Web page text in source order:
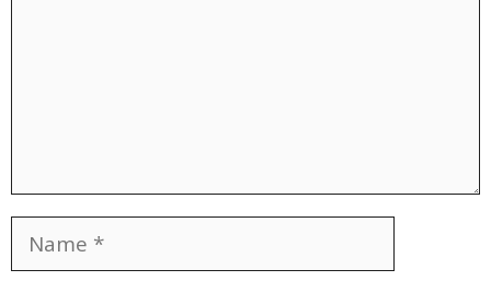
Name